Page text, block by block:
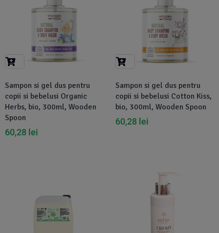
Sampon si gel dus pentru
copii si bebelusi Organic
Herbs, bio, 300ml, Wooden
Spoon
60,28 lei
Sampon si gel dus pentru
copii si bebelusi Cotton Kiss,
bio, 300ml, Wooden Spoon
60,28 lei